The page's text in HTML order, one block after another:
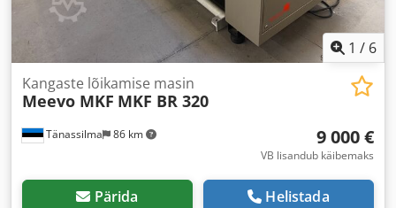
1 / 6
Tänassilma 86 km
Kangaste lõikamise masin
Meevo MKF MKF BR 320
9 000 €
VB lisandub käibemaks
Pärida Helistada